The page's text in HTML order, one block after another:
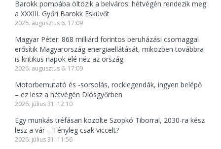
Barokk pompába öltözik a belváros: hétvégén rendezik meg
a XXXIII. Győri Barokk Esküvőt
2026. augusztus 6. 17:09
Magyar Péter: 868 milliárd forintos beruházási csomaggal
erősítik Magyarország energiaellátását, miközben továbbra
is kritikus napok elé néz az ország
2026. augusztus 6. 17:09
Motorbemutató és -sorsolás, rocklegendák, ingyen belépő
– ez lesz a hétvégén Diósgyőrben
2026. július 31. 12:10
Egy munkás tréfásan közölte Szopkó Tiborral, 2030-ra kész
lesz a vár – Tényleg csak viccelt?
2026. július 31. 11:56